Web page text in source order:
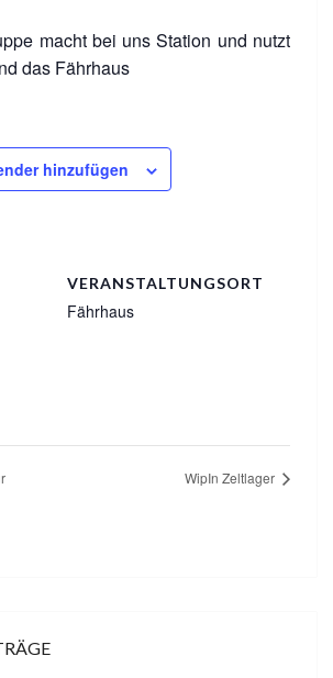
macht bei uns Station und nutzt
das Fährhaus
hinzufügen
VERANSTALTUNGSORT
Fährhaus
WipIn Zeltlager